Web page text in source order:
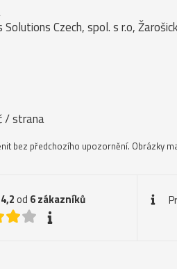
Czech, spol. s r.o,
/ strana
bez předchozího upozornění. Obrázky
4,2od 6zákazníků